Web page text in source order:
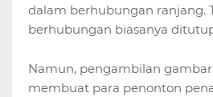
dalam berhubungan ranjang.
berhubungan biasanya
Namun, pengambilan
membuat para penonton